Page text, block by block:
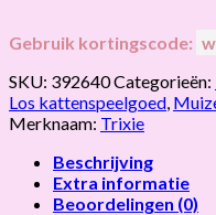
Gebruik kortingscode:
SKU: 392640Categorieën:
Los kattenspeelgoed
Merknaam: Trixie
Beschrijving
Extra informatie
Beoordelingen (0)